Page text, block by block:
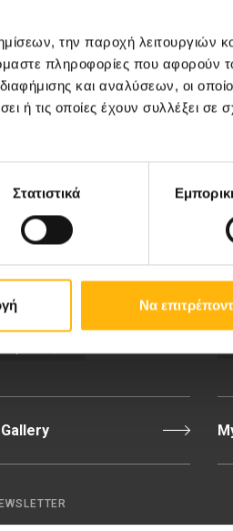
την παροχή λειτουργιών
πληροφορίες που αφορούν
και αναλύσεων, οι
ή τις οποίες έχουν συλλέξει σε
Στατιστικά
Να